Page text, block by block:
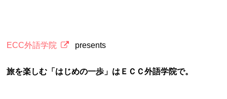
ECC外語学院 presents
旅を楽しむ「はじめの一歩」はＥＣＣ外語学院で。